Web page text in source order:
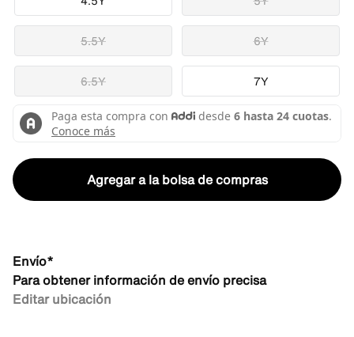
5.5Y 6Y
6.5Y 7Y
Agregar a la bolsa de compras
Envío*
Para obtener información de envío precisa
Editar ubicación